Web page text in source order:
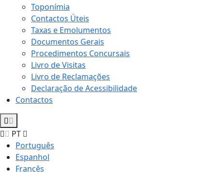
Toponímia
Contactos Úteis
Taxas e Emolumentos
Documentos Gerais
Procedimentos Concursais
Livro de Visitas
Livro de Reclamações
Declaração de Acessibilidade
Contactos
PT
Português
Espanhol
Francês